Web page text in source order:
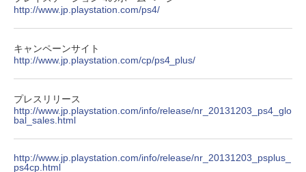
￥10,780
劇場版「鬼滅の刃」無限城編 第一章 猗
窩座再来 完全生産限定版 [Blu-ray]
ルアイドルクラブ Bloom Garden Part
http://www.jp.playstation.com/ps4/
キャンペーンサイト
http://www.jp.playstation.com/cp/ps4_plus/
プレスリリース
http://www.jp.playstation.com/info/release/nr_20131203_ps4_glo
bal_sales.html
http://www.jp.playstation.com/info/release/nr_20131203_psplus_
ps4cp.html